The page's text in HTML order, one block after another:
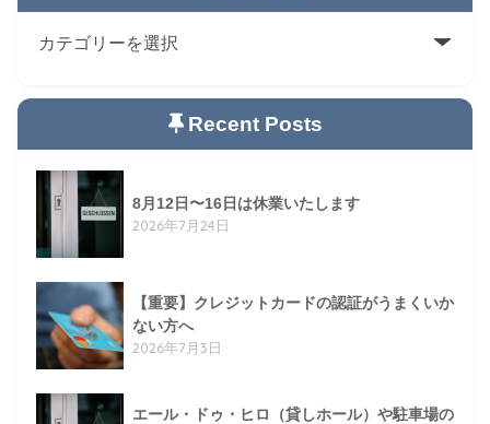
Recent Posts
8月12日〜16日は休業いたします
2026年7月24日
【重要】クレジットカードの認証がうまくいか
ない方へ
2026年7月3日
エール・ドゥ・ヒロ（貸しホール）や駐車場の